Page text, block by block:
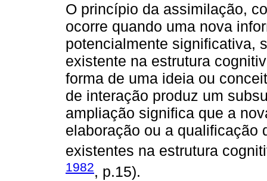
O princípio da assimilação,
ocorre quando uma nova
potencialmente significativa,
existente na estrutura
forma de uma ideia ou
de interação produz um
ampliação significa que a
elaboração ou a qualificação
existentes na estrutura
1982, p.15).